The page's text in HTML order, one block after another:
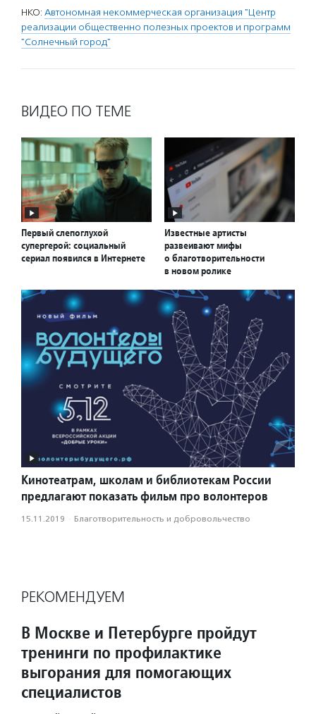
НКО: Автономная некоммерческая организация "Центр
реализации общественно полезных проектов и программ
"Солнечный город"
ВИДЕО ПО ТЕМЕ
Первый слепоглухой
супергерой: социальный
сериал появился в Интернете
Известные артисты
развеивают мифы
о благотворительности
в новом ролике
Кинотеатрам, школам и библиотекам России
предлагают показать фильм про волонтеров
15.11.2019 · Благотвори­тель­ность и доброволь­чест­во
РЕКОМЕНДУЕМ
В Москве и Петербурге пройдут
тренинги по профилактике
выгорания для помогающих
специалистов